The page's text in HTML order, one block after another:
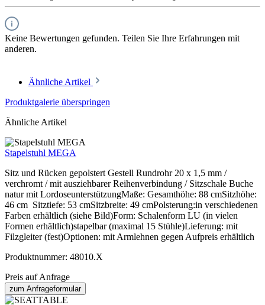
Keine Bewertungen gefunden. Teilen Sie Ihre Erfahrungen mit
anderen.
Ähnliche Artikel
Produktgalerie überspringen
Ähnliche Artikel
Stapelstuhl MEGA
Sitz und Rücken gepolstert Gestell Rundrohr 20 x 1,5 mm /
verchromt / mit ausziehbarer Reihenverbindung / Sitzschale Buche
natur mit LordoseunterstützungMaße: Gesamthöhe: 88 cmSitzhöhe:
46 cm Sitztiefe: 53 cmSitzbreite: 49 cmPolsterung:in verschiedenen
Farben erhältlich (siehe Bild)Form: Schalenform LU (in vielen
Formen erhältlich)stapelbar (maximal 15 Stühle)Lieferung: mit
Filzgleiter (fest)Optionen: mit Armlehnen gegen Aufpreis erhältlich
Produktnummer: 48010.X
Preis auf Anfrage
zum Anfrageformular